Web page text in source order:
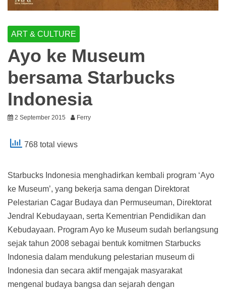
ART & CULTURE
Ayo ke Museum
bersama Starbucks
Indonesia
2 September 2015 Ferry
768 total views
Starbucks Indonesia menghadirkan kembali program ‘Ayo
ke Museum’, yang bekerja sama dengan Direktorat
Pelestarian Cagar Budaya dan Permuseuman, Direktorat
Jendral Kebudayaan, serta Kementrian Pendidikan dan
Kebudayaan. Program Ayo ke Museum sudah berlangsung
sejak tahun 2008 sebagai bentuk komitmen Starbucks
Indonesia dalam mendukung pelestarian museum di
Indonesia dan secara aktif mengajak masyarakat
mengenal budaya bangsa dan sejarah dengan